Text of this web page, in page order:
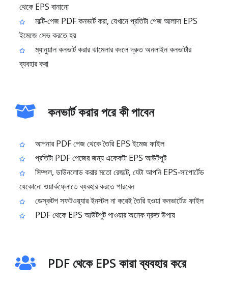
থেকে EPS বানানো
মাল্টি‑পেজ PDF কনভার্ট করা, যেখানে প্রতিটা পেজ আলাদা EPS
ইমেজে সেভ করতে হয়
ম্যানুয়াল কনভার্ট করার ঝামেলার বদলে দ্রুত অনলাইন কনভার্টার
ব্যবহার করা
কনভার্ট করার পরে কী পাবেন
আপনার PDF পেজ থেকে তৈরি EPS ইমেজ ফাইল
প্রতিটা PDF পেজের জন্য একেকটা EPS আউটপুট
সিম্পল, ডাউনলোড করার মতো রেজাল্ট, যেটা আপনি EPS‑সাপোর্টেড
যেকোনো ওয়ার্কফ্লোতে ব্যবহার করতে পারবেন
ডেস্কটপ সফটওয়্যার ইনস্টল না করেই তৈরি হওয়া কনভার্টেড ফাইল
PDF থেকে EPS আউটপুট পাওয়ার অনেক দ্রুত উপায়
PDF থেকে EPS কারা ব্যবহার করে